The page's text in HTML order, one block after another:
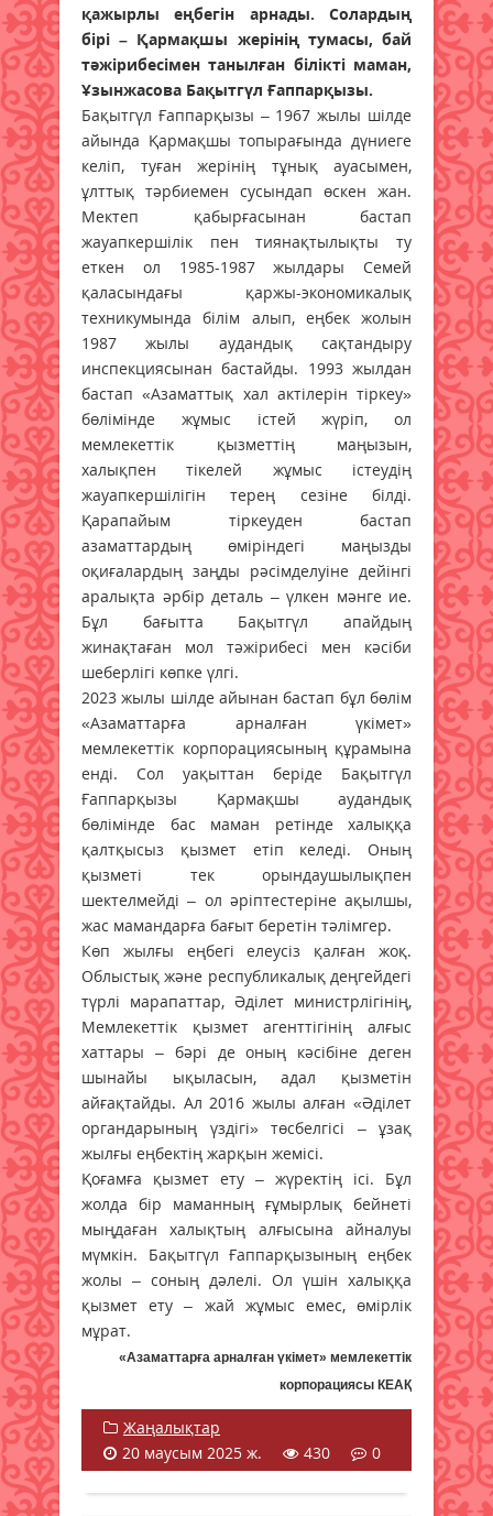
қажырлы еңбегін арнады. Солардың
бірі – Қармақшы жерінің тумасы, бай
тәжірибесімен танылған білікті маман,
Ұзынжасова Бақытгүл Ғаппарқызы.
Бақытгүл Ғаппарқызы – 1967 жылы шілде
айында Қармақшы топырағында дүниеге
келіп, туған жерінің тұнық ауасымен,
ұлттық тәрбиемен сусындап өскен жан.
Мектеп қабырғасынан бастап
жауапкершілік пен тиянақтылықты ту
еткен ол 1985-1987 жылдары Семей
қаласындағы қаржы-экономикалық
техникумында білім алып, еңбек жолын
1987 жылы аудандық сақтандыру
инспекциясынан бастайды. 1993 жылдан
бастап «Азаматтық хал актілерін тіркеу»
бөлімінде жұмыс істей жүріп, ол
мемлекеттік қызметтің маңызын,
халықпен тікелей жұмыс істеудің
жауапкершілігін терең сезіне білді.
Қарапайым тіркеуден бастап
азаматтардың өміріндегі маңызды
оқиғалардың заңды рәсімделуіне дейінгі
аралықта әрбір деталь – үлкен мәнге ие.
Бұл бағытта Бақытгүл апайдың
жинақтаған мол тәжірибесі мен кәсіби
шеберлігі көпке үлгі.
2023 жылы шілде айынан бастап бұл бөлім
«Азаматтарға арналған үкімет»
мемлекеттік корпорациясының құрамына
енді. Сол уақыттан беріде Бақытгүл
Ғаппарқызы Қармақшы аудандық
бөлімінде бас маман ретінде халыққа
қалтқысыз қызмет етіп келеді. Оның
қызметі тек орындаушылықпен
шектелмейді – ол әріптестеріне ақылшы,
жас мамандарға бағыт беретін тәлімгер.
Көп жылғы еңбегі елеусіз қалған жоқ.
Облыстық және республикалық деңгейдегі
түрлі марапаттар, Әділет министрлігінің,
Мемлекеттік қызмет агенттігінің алғыс
хаттары – бәрі де оның кәсібіне деген
шынайы ықыласын, адал қызметін
айғақтайды. Ал 2016 жылы алған «Әділет
органдарының үздігі» төсбелгісі – ұзақ
жылғы еңбектің жарқын жемісі.
Қоғамға қызмет ету – жүректің ісі. Бұл
жолда бір маманның ғұмырлық бейнеті
мыңдаған халықтың алғысына айналуы
мүмкін. Бақытгүл Ғаппарқызының еңбек
жолы – соның дәлелі. Ол үшін халыққа
қызмет ету – жай жұмыс емес, өмірлік
мұрат.
«Азаматтарға арналған үкімет» мемлекеттік
корпорациясы КЕАҚ
Жаңалықтар
20 маусым 2025 ж.
430 0